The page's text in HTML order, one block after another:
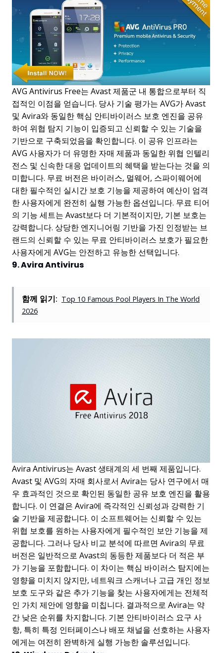
AVG Antivirus Free는 Avast 제품군 내 통합으로부터 직
접적인 이점을 얻습니다. 당사 기술 평가는 AVG가 Avast
및 Avira와 동일한 핵심 안티바이러스 보호 엔진을 공유
하여 위협 탐지 기능이 입증되고 신뢰할 수 있는 기술을
기반으로 구축되었음을 확인합니다. 이 공유 인프라는
AVG 사용자가 더 유명한 자매 제품과 동일한 위협 인텔리
전스 및 신속한 대응 업데이트의 혜택을 받는다는 것을 의
미합니다. 무료 버전은 바이러스, 멀웨어, 스파이웨어에
대한 필수적인 실시간 보호 기능을 제공하여 예산이 엄격
한 사용자에게 완전히 실행 가능한 옵션입니다. 무료 티어
의 기능 세트는 Avast보다 더 기본적이지만, 기본 보호는
강력합니다. 상당한 엔지니어링 기반을 가진 인정받는 브
랜드의 신뢰할 수 있는 무료 안티바이러스 보호가 필요한
사용자에게 AVG는 안전하고 유능한 선택입니다.
9. Avira Antivirus
함께 읽기: Top 10 Famous Pool Players In The World
2026
Avira Antivirus는 Avast 생태계의 세 번째 제품입니다.
Avast 및 AVG의 자매 회사로서 Avira는 당사 연구에서 매
우 효과적인 것으로 확인된 동일한 공유 보호 엔진을 활용
합니다. 이 연결은 Avira에 즉각적인 신뢰성과 강력한 기
술 기반을 제공합니다. 이 소프트웨어는 신뢰할 수 있는
위협 보호를 원하는 사용자에게 필수적인 보안 기능을 제
공합니다. 그러나 당사 비교 분석에 따르면 Avira의 무료
버전은 일반적으로 Avast의 동등한 제품보다 더 적은 부
가 기능을 포함합니다. 이 차이는 핵심 바이러스 탐지에는
영향을 미치지 않지만, 네트워크 스캐너나 고급 개인 정보
보호 도구와 같은 추가 기능을 찾는 사용자에게는 전체적
인 가치 제안에 영향을 미칩니다. 결과적으로 Avira는 약
간 낮은 순위를 차지합니다. 기본 안티바이러스 요구 사
항, 특히 특정 인터페이스나 배포 채널을 선호하는 사용자
에게는 여전히 완벽하게 실행 가능한 솔루션입니다.